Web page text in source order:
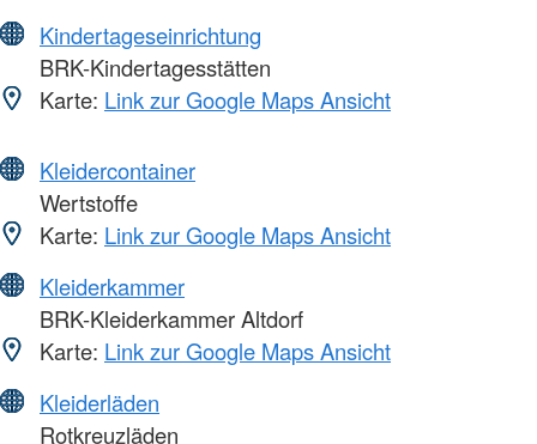
Kindertageseinrichtung
BRK-Kindertagesstätten
Karte: Link zur Google Maps Ansicht
Kleidercontainer
Wertstoffe
Karte: Link zur Google Maps Ansicht
Kleiderkammer
BRK-Kleiderkammer Altdorf
Karte: Link zur Google Maps Ansicht
Kleiderläden
Rotkreuzläden